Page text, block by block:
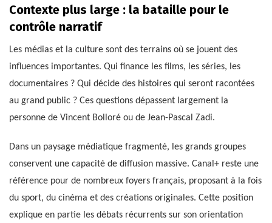
Contexte plus large : la bataille pour le
contrôle narratif
Les médias et la culture sont des terrains où se jouent des
influences importantes. Qui finance les films, les séries, les
documentaires ? Qui décide des histoires qui seront racontées
au grand public ? Ces questions dépassent largement la
personne de Vincent Bolloré ou de Jean-Pascal Zadi.
Dans un paysage médiatique fragmenté, les grands groupes
conservent une capacité de diffusion massive. Canal+ reste une
référence pour de nombreux foyers français, proposant à la fois
du sport, du cinéma et des créations originales. Cette position
explique en partie les débats récurrents sur son orientation